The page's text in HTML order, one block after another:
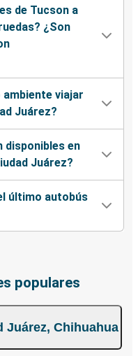
de Tucson a
¿Son
viajar
Juárez?
disponibles en
Juárez?
último autobús
populares
Juárez, Chihuahua